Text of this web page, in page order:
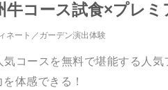
牛コース試食×プレ
ネート ガーデン演出体験
コースを無料で堪能する人
体感できる！